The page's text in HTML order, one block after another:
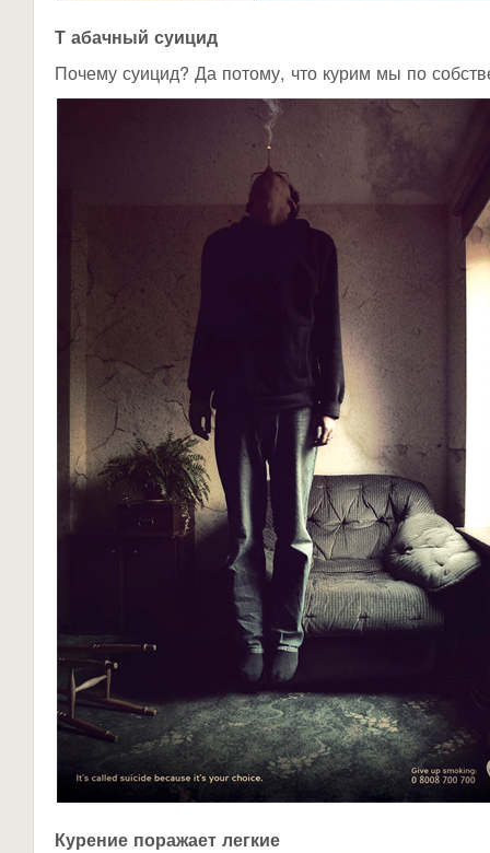
Т абачный суицид
Почему суицид? Да потому, что курим мы по
Курение поражает легкие